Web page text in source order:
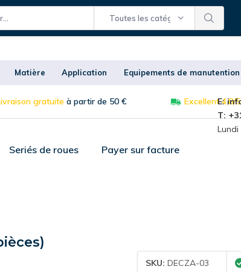
Toutes les catégories
Matière Application Equipements de manutention
gratuite à partir de 50 € Excellent 4,8/5
E:
T:
Seriés de roues Payer sur facture
SKU: DECZA-03